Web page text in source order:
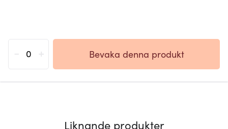
Bevaka denna produkt
Liknande produkter